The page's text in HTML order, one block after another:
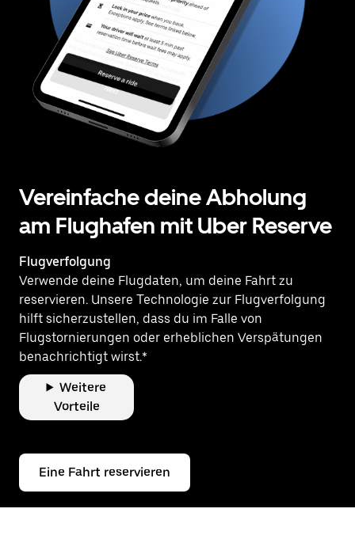
Vereinfache deine Abholung
am Flughafen mit Uber Reserve
Flugverfolgung
Verwende deine Flugdaten, um deine Fahrt zu
reservieren. Unsere Technologie zur Flugverfolgung
hilft sicherzustellen, dass du im Falle von
Flugstornierungen oder erheblichen Verspätungen
benachrichtigt wirst.*
Weitere
Vorteile
Eine Fahrt reservieren